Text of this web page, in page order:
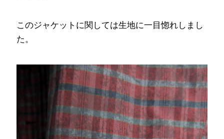
このジャケットに関しては生地に一目惚れしまし
た。